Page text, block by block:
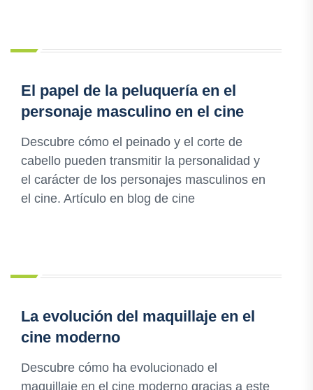
El papel de la peluquería en el
personaje masculino en el cine
Descubre cómo el peinado y el corte de
cabello pueden transmitir la personalidad y
el carácter de los personajes masculinos en
el cine. Artículo en blog de cine
La evolución del maquillaje en el
cine moderno
Descubre cómo ha evolucionado el
maquillaje en el cine moderno gracias a este